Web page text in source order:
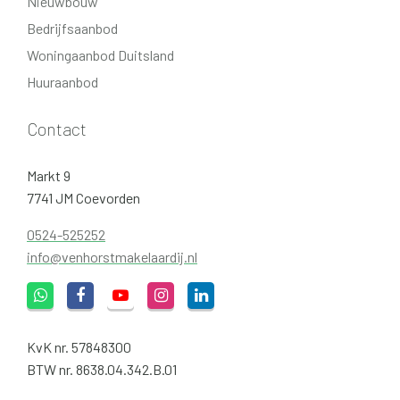
Bedrijfsaanbod
Woningaanbod Duitsland
Huuraanbod
Contact
Markt 9
7741 JM Coevorden
0524-525252
info@venhorstmakelaardij.nl
KvK nr. 57848300
BTW nr. 8638.04.342.B.01